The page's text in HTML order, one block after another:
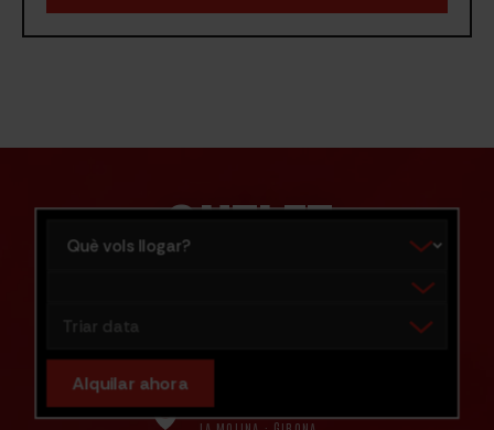
OUTLET
PIC NEGRE LA MOLINA
Alquilar ahora